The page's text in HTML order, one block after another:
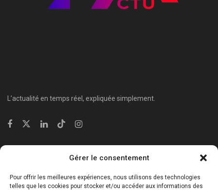
Gérer le consentement
Pour offrir les meilleures expériences, nous utilisons des technologies
telles que les cookies pour stocker et/ou accéder aux informations des
L’actualité en temps réel, expliquée simplement.
Économie & Business